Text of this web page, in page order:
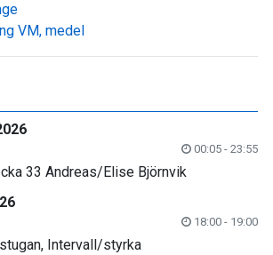
VM, medel
00:05 - 23:55
33 Andreas/Elise Björnvik
18:00 - 19:00
Intervall/styrka